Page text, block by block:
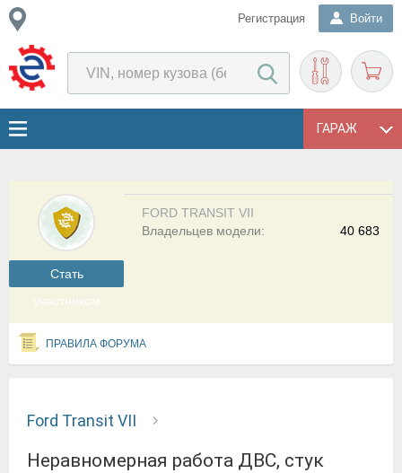
Регистрация Войти
ГАРАЖ
Cтать
участником
FORD TRANSIT VII
40 683
Владельцев модели:
ПРАВИЛА ФОРУМА
Ford Transit VII
Неравномерная работа ДВС, стук